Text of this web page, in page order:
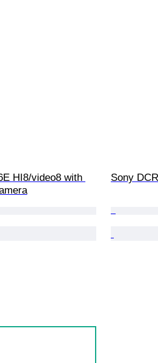
HI8/video8 with
Sony